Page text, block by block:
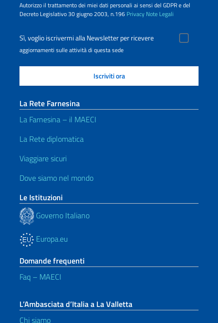
Autorizzo il trattamento dei miei dati personali ai sensi del GDPR e del
Decreto Legislativo 30 giugno 2003, n.196 Privacy Note Legali
Sì, voglio iscrivermi alla Newsletter per ricevere
aggiornamenti sulle attività di questa sede
La Rete Farnesina
La Farnesina – il MAECI
La Rete diplomatica
Viaggiare sicuri
Dove siamo nel mondo
Le Istituzioni
Governo Italiano
Europa.eu
Domande frequenti
Faq – MAECI
L’Ambasciata d’Italia a La Valletta
Chi siamo